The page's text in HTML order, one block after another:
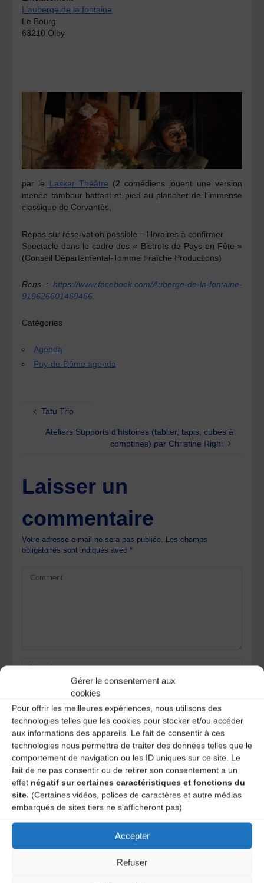
Gérer le consentement aux
cookies
Pour offrir les meilleures expériences, nous utilisons des
technologies telles que les cookies pour stocker et/ou accéder
aux informations des appareils. Le fait de consentir à ces
technologies nous permettra de traiter des données telles que le
comportement de navigation ou les ID uniques sur ce site. Le
fait de ne pas consentir ou de retirer son consentement a un
effet négatif sur certaines caractéristiques et fonctions du
site. (Certaines vidéos, polices de caractères et autre médias
embarqués de sites tiers ne s'afficheront pas)
Accepter
Refuser
L’auberge de la fontaine
Le Bourg
63210 Olby
par le Laskar Théâtre (2 comédiens jouent une version
menée tambour battant et pied au plancher de l’immense
classique de Cervantès,
Repas sur réservation possible – Horaires à confirmer
Spectacle dans le cadre des « Bistrots de Pays en Fête »
(Conseil Départemental-Tomme Fraîche Productions)
Rens : https://www.facebook.com/Auberge-de-la-fontaine-
919626601469466
Catégories
Agenda
Puy-de-Dôme agenda
Tatu Trio
Ateliers Supports d’histoires (tablier, tapis, cubes à
comptines) par Christine Righi
Laisser un
commentaire
Votre adresse e-mail ne sera pas publiée. Les champs
obligatoires sont indiqués avec*
Save my name, email, and site URL in my browser for next
time I post a comment.
Ce site utilise Akismet pour réduire les indésirables.